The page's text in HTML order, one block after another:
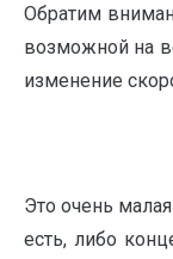
Обратим
возможной на
изменение
Это очень
есть, либо